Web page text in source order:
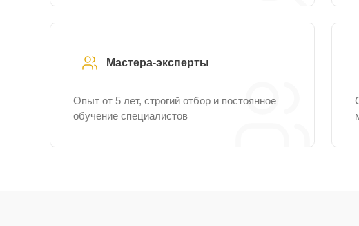
Мастера-эксперты
Опыт от 5 лет, строгий отбор и постоянное
обучение специалистов